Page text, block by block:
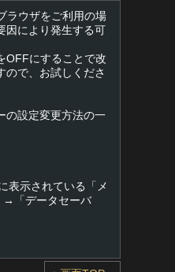
ラウザをご利用の場
因により発生する可
OFFにすることで改
ので、お試しくださ
の設定変更方法の一
表示されている「メ
→「データセーバ